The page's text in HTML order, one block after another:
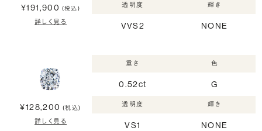
¥191,900 (税込)
詳しく見る
透明度
VVS2
輝き
NONE
¥128,200 (税込)
詳しく見る
重さ
0.52ct
色
G
透明度
VS1
輝き
NONE